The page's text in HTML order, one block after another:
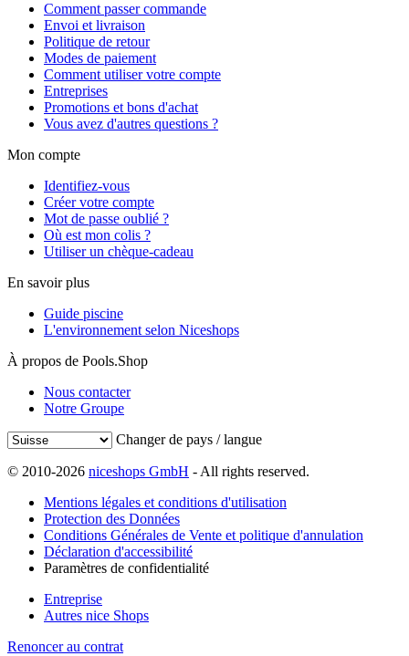
Comment passer commande
Envoi et livraison
Politique de retour
Modes de paiement
Comment utiliser votre compte
Entreprises
Promotions et bons d'achat
Vous avez d'autres questions ?
Mon compte
Identifiez-vous
Créer votre compte
Mot de passe oublié ?
Où est mon colis ?
Utiliser un chèque-cadeau
En savoir plus
Guide piscine
L'environnement selon Niceshops
À propos de Pools.Shop
Nous contacter
Notre Groupe
Changer de pays / langue
© 2010-2026 niceshops GmbH - All rights reserved.
Mentions légales et conditions d'utilisation
Protection des Données
Conditions Générales de Vente et politique d'annulation
Déclaration d'accessibilité
Paramètres de confidentialité
Entreprise
Autres nice Shops
Renoncer au contrat